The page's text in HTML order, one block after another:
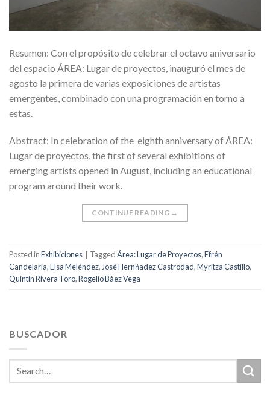
Resumen: Con el propósito de celebrar el octavo aniversario
del espacio ÁREA: Lugar de proyectos, inauguró el mes de
agosto la primera de varias exposiciones de artistas
emergentes, combinado con una programación en torno a
estas.
Abstract: In celebration of the eighth anniversary of ÁREA:
Lugar de proyectos, the first of several exhibitions of
emerging artists opened in August, including an educational
program around their work.
CONTINUE READING →
Posted inExhibiciones TaggedÁrea: Lugar de Proyectos,Efrén
Candelaria,Elsa Meléndez, José Hernńadez Castrodad,Myritza Castillo,
Quintín Rivera Toro,Rogelio Báez Vega
BUSCADOR